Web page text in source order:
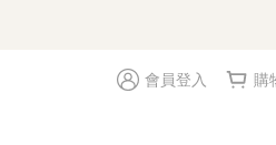
會員登入 購